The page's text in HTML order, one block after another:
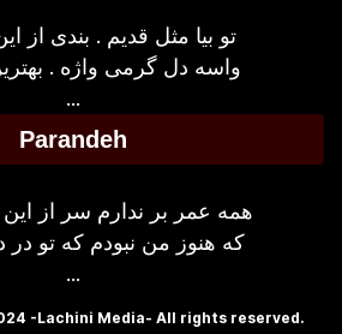
تو بیا مثل قدیم . بندی از
واسه دل گرمی واژه .
...
Parandeh
همه عمر بر ندارم سر از
که هنوز من نبودم که تو
...
-Lachini Media- All rights reserved.